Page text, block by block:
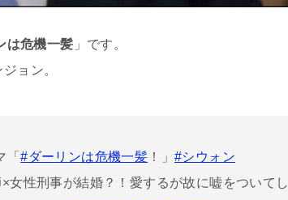
は危機一髪 」です。
ョン。
「#ダーリンは危機一髪 ！」#シウォン
女性刑事が結婚？！愛するが故に嘘をついてし